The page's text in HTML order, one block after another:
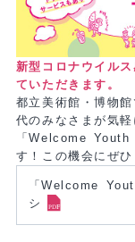
新型コロナウイル
ていただきます。
都立美術館・博物
代のみなさまが気
「Welcome Youth
す！この機会にぜ
「Welcome
シ